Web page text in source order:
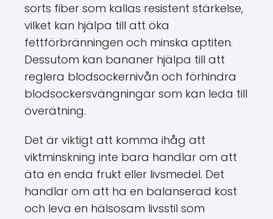
sorts fiber som kallas resistent stärkelse,
vilket kan hjälpa till att öka
fettförbränningen och minska aptiten.
Dessutom kan bananer hjälpa till att
reglera blodsockernivån och förhindra
blodsockersvängningar som kan leda till
överätning.
Det är viktigt att komma ihåg att
viktminskning inte bara handlar om att
äta en enda frukt eller livsmedel. Det
handlar om att ha en balanserad kost
och leva en hälsosam livsstil som